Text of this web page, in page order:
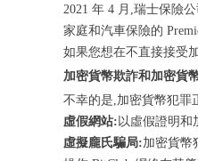
2021 年 4 月,瑞士保險公
家庭和汽車保險的
如果您想在不直接接受
加密貨幣欺詐和加密貨
不幸的是,加密貨幣犯罪
虛假網站: 以虛假證明和
虛擬龐氏騙局:加密貨幣